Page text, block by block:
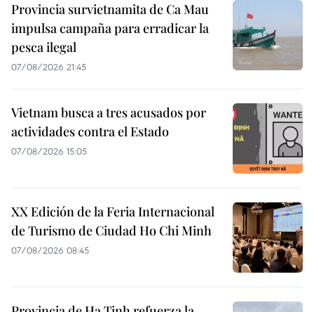
Provincia survietnamita de Ca Mau
impulsa campaña para erradicar la
pesca ilegal
07/08/2026 21:45
Vietnam busca a tres acusados por
actividades contra el Estado
07/08/2026 15:05
XX Edición de la Feria Internacional
de Turismo de Ciudad Ho Chi Minh
07/08/2026 08:45